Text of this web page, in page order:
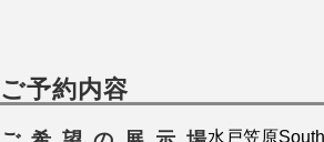
ご予約内容